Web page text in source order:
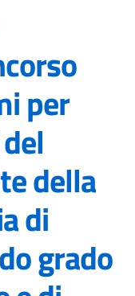
per
della
di
grado